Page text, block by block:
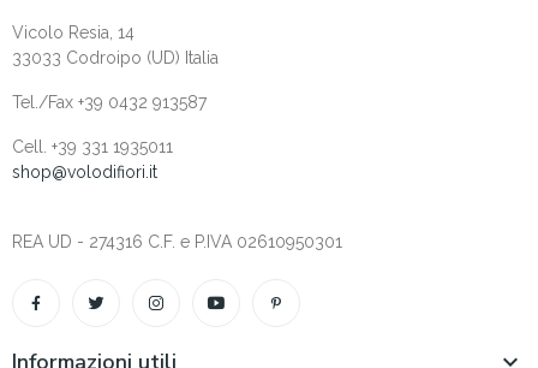
Vicolo Resia, 14
33033 Codroipo (UD) Italia
Tel./Fax +39 0432 913587
Cell. +‎39 331 1935011
shop@volodifiori.it
REA UD - 274316 C.F. e P.IVA 02610950301